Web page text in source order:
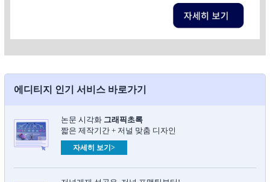
에디티지 인기 서비스 바로가기
논문 시각화 그래픽초록​
짧은 제작기간 + 저널 맞춤 디자인
자세히 보기>